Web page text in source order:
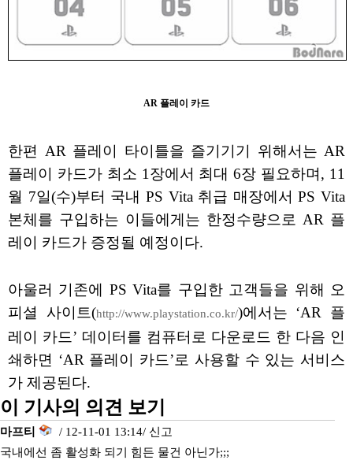
AR 플레이 카드
한편 AR 플레이 타이틀을 즐기기기 위해서는 AR
플레이 카드가 최소 1장에서 최대 6장 필요하며, 11
월 7일(수)부터 국내 PS Vita 취급 매장에서 PS Vita
본체를 구입하는 이들에게는 한정수량으로 AR 플
레이 카드가 증정될 예정이다.
아울러 기존에 PS Vita를 구입한 고객들을 위해 오
피셜 사이트(http://www.playstation.co.kr/)에서는 ‘AR 플
레이 카드’ 데이터를 컴퓨터로 다운로드 한 다음 인
쇄하면 ‘AR 플레이 카드’로 사용할 수 있는 서비스
가 제공된다.
이 기사의 의견 보기
마프티 / 12-11-01 13:14/ 신고
국내에선 좀 활성화 되기 힘든 물건 아닌가;;;